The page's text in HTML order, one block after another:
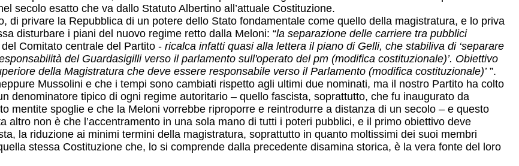
secolo esatto che va dallo Statuto Albertino all’attuale Costituzione.
di privare la Repubblica di un potere dello Stato fondamentale come quello della magistratura, e lo priva
disturbare i piani del nuovo regime retto dalla Meloni: “la separazione delle carriere tra pubblici
Comitato centrale del Partito - ricalca infatti quasi alla lettera il piano di Gelli, che stabiliva di ‘separare
del Guardasigilli verso il parlamento sull'operato del pm (modifica costituzionale)’. Obiettivo
della Magistratura che deve essere responsabile verso il Parlamento (modifica costituzionale)’”.
Mussolini e che i tempi sono cambiati rispetto agli ultimi due nominati, ma il nostro Partito ha colto
denominatore tipico di ogni regime autoritario – quello fascista, soprattutto, che fu inaugurato da
mentite spoglie e che la Meloni vorrebbe riproporre e reintrodurre a distanza di un secolo – e questo
altro non è che l’accentramento in una sola mano di tutti i poteri pubblici, e il primo obiettivo deve
la riduzione ai minimi termini della magistratura, soprattutto in quanto moltissimi dei suoi membri
stessa Costituzione che, lo si comprende dalla precedente disamina storica, è la vera fonte del loro